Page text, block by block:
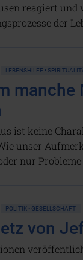
reagiert
der
LEBENSHILFE •
manche
ist keine
unser
nur
POLITIK • GESELLSCHAFT
von